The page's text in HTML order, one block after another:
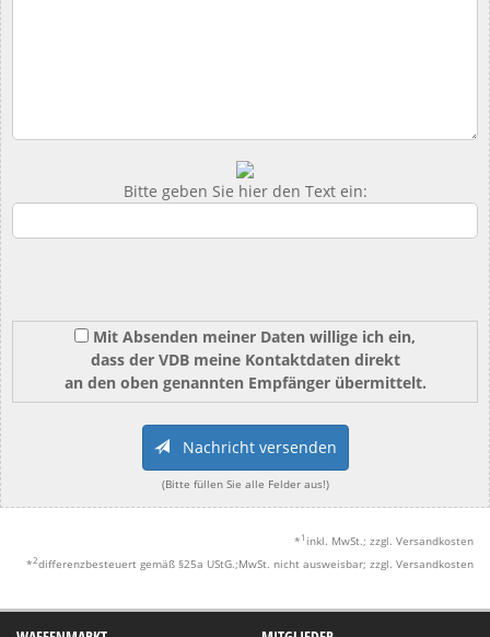
Bitte geben Sie hier den Text ein:
Mit Absenden meiner Daten willige ich ein,
dass der VDB meine Kontaktdaten direkt
an den oben genannten Empfänger übermittelt.
Nachricht versenden
(Bitte füllen Sie alle Felder aus!)
* 1 inkl. MwSt.; zzgl. Versandkosten
*2differenzbesteuert gemäß §25a UStG.;MwSt. nicht ausweisbar; zzgl. Versandkosten